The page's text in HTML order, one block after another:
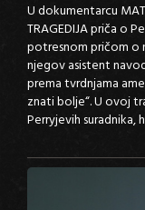
U dokumentarcu
TRAGEDIJA priča o
potresnom pričom o
njegov asistent
prema tvrdnjama
znati bolje“. U ovoj
Perryjevih suradnika,